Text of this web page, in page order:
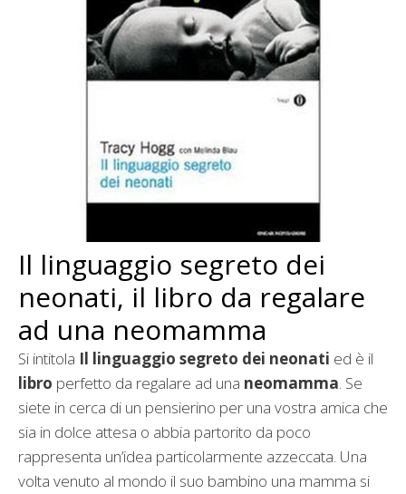
Il linguaggio segreto dei
neonati, il libro da regalare
ad una neomamma
Si intitola Il linguaggio segreto dei neonati ed è il
libro perfetto da regalare ad una neomamma. Se
siete in cerca di un pensierino per una vostra amica che
sia in dolce attesa o abbia partorito da poco
rappresenta un’idea particolarmente azzeccata. Una
volta venuto al mondo il suo bambino una mamma si